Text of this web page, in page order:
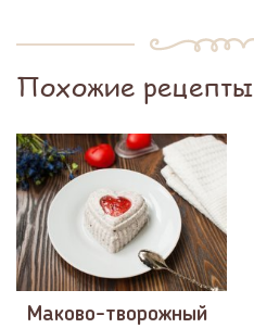
Похожие рецепты
Маково-творожный